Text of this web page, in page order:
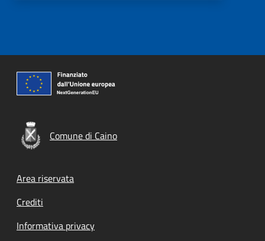
Comune di Caino
Footer menu
Area riservata
Crediti
Informativa privacy